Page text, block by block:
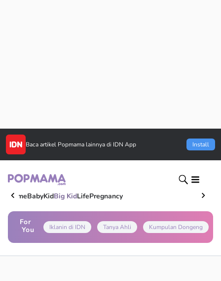
Baca artikel Popmama lainnya di IDN App Install
HomeBabyKidBig KidLifePregnancy
For
You
Iklanin di IDN Tanya Ahli Kumpulan Dongeng